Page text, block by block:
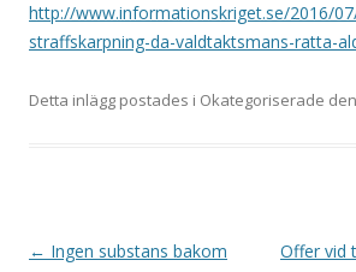
http://www.informationskriget.se/2016/
straffskarpning-da-valdtaktsmans-ratta-
Detta inlägg postades i Okategoriserade den
Inläggsnavigering
← Ingen substans bakom
Offer vid